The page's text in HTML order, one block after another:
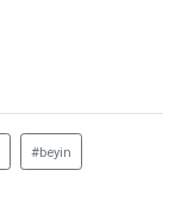
#beyin